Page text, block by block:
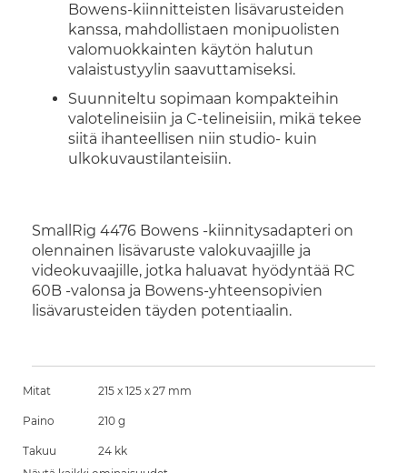
Bowens-kiinnitteisten lisävarusteiden
kanssa, mahdollistaen monipuolisten
valomuokkainten käytön halutun
valaistustyylin saavuttamiseksi.
Suunniteltu sopimaan kompakteihin
valotelineisiin ja C-telineisiin, mikä tekee
siitä ihanteellisen niin studio- kuin
ulkokuvaustilanteisiin.
SmallRig 4476 Bowens -kiinnitysadapteri on
olennainen lisävaruste valokuvaajille ja
videokuvaajille, jotka haluavat hyödyntää RC
60B -valonsa ja Bowens-yhteensopivien
lisävarusteiden täyden potentiaalin.
Mitat 215 x 125 x 27 mm
Paino 210 g
Takuu
24 kk